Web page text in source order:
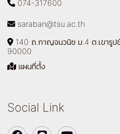
074-317600
saraban@tsu.ac.th
140 ถ.กาญจนวนิช ม.4 ต.เขารูป
90000
แผนที่ตั้ง
Social Link